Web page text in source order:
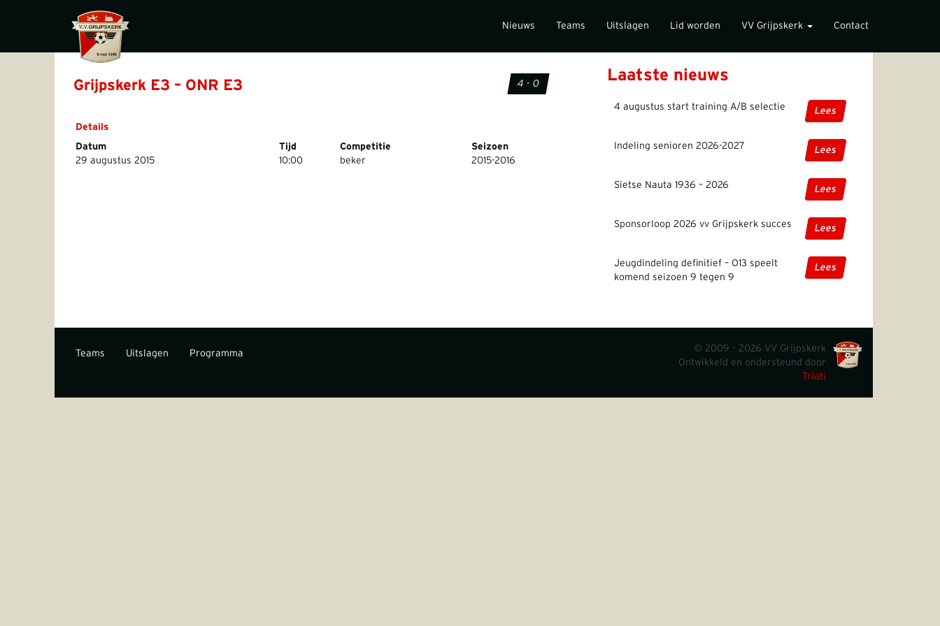
Nieuws Teams Uitslagen Lid worden VV Grijpskerk Contact
Grijpskerk E3 – ONR E3 4 - 0
Details
Datum
Tijd Competitie
Seizoen
29 augustus 2015
10:00 beker 2015-2016
Laatste nieuws
4 augustus start training A/B selectie Lees
Indeling senioren 2026-2027 Lees
Sietse Nauta 1936 – 2026 Lees
Sponsorloop 2026 vv Grijpskerk succes Lees
Jeugdindeling definitief – O13 speelt
komend seizoen 9 tegen 9
Lees
Teams Uitslagen Programma
© 2009 - 2026 VV Grijpskerk
Ontwikkeld en ondersteund door
Triati